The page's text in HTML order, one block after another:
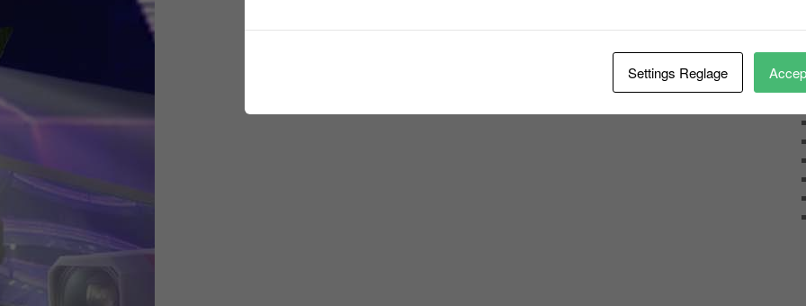
Settings Reglage